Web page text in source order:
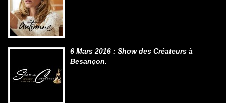
6 Mars 2016 : Show des Créateurs à
Besançon.